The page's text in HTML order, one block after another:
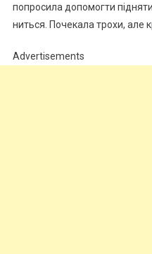
попросила допомогти
ниться. Почекала трохи, але
Advertisements